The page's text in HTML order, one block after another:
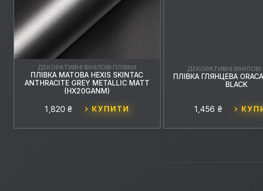
ДЕКОРАТИВНІ ВІНІЛОВІ ПЛІВКИ
ПЛІВКА МАТОВА HEXIS SKINTAC
ANTHRACITE GREY METALLIC MATT
(HX20GANM)
1,820 ₴ КУПИТИ
ДЕКОРАТИВНІ ВІНІЛОВІ
ПЛІВКА ГЛЯНЦЕВА
BLACK
1,456 ₴